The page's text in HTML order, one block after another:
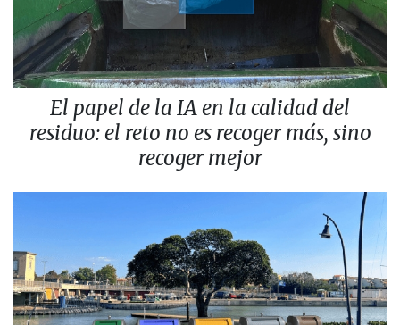
El papel de la IA en la calidad del
residuo: el reto no es recoger más, sino
recoger mejor